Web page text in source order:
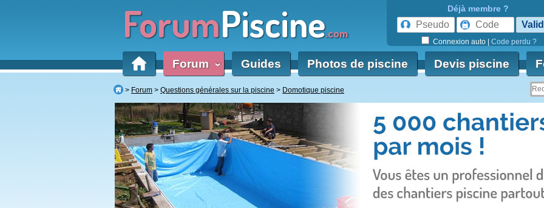
ForumPiscine.com
Déjà membre ?
Connexion auto Code perdu ?
Forum ‹ Guides Photos de piscine Devis piscine
Forum Questions générales sur la piscine Domotique piscine